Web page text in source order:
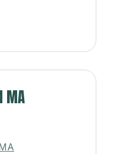
MA